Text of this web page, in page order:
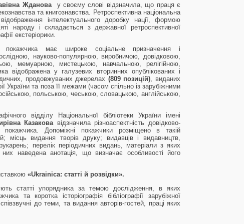
Жданова
у своєму слові відзначила, що праця є
та книгознавства. Ретроспективна національна
інтелектуального доробку нації, формою
народу і складається з державної ретроспективної
екстеріорики.
покажчика має широке соціальне призначення і
науково-популярною, виробничою, довідковою,
мемуарною, мистецькою, навчальною, релігійною,
відображена у галузевих вторинних опублікованих і
продовжуваних джерелах (809 позицій) , виданих
України та поза її межами (часом спільно із зарубіжними
польською, чеською, словацькою, англійською,
відділу Національної бібліотеки України імені
Казакова відзначила різноаспектність довідково-
покажчика. Допоміжні покажчики розміщено в такій
місць видання творів друку; видавців і видавництв,
перелік періодичних видань, матеріали з яких
наведена анотація, що визначає особливості його
«Ukrainica: статті й розвідки».
статті упорядника за темою дослідження, в яких
та коротка історіографія бібліографії зарубіжної
співзвучні до теми, та видання авторів-гостей, праці яких